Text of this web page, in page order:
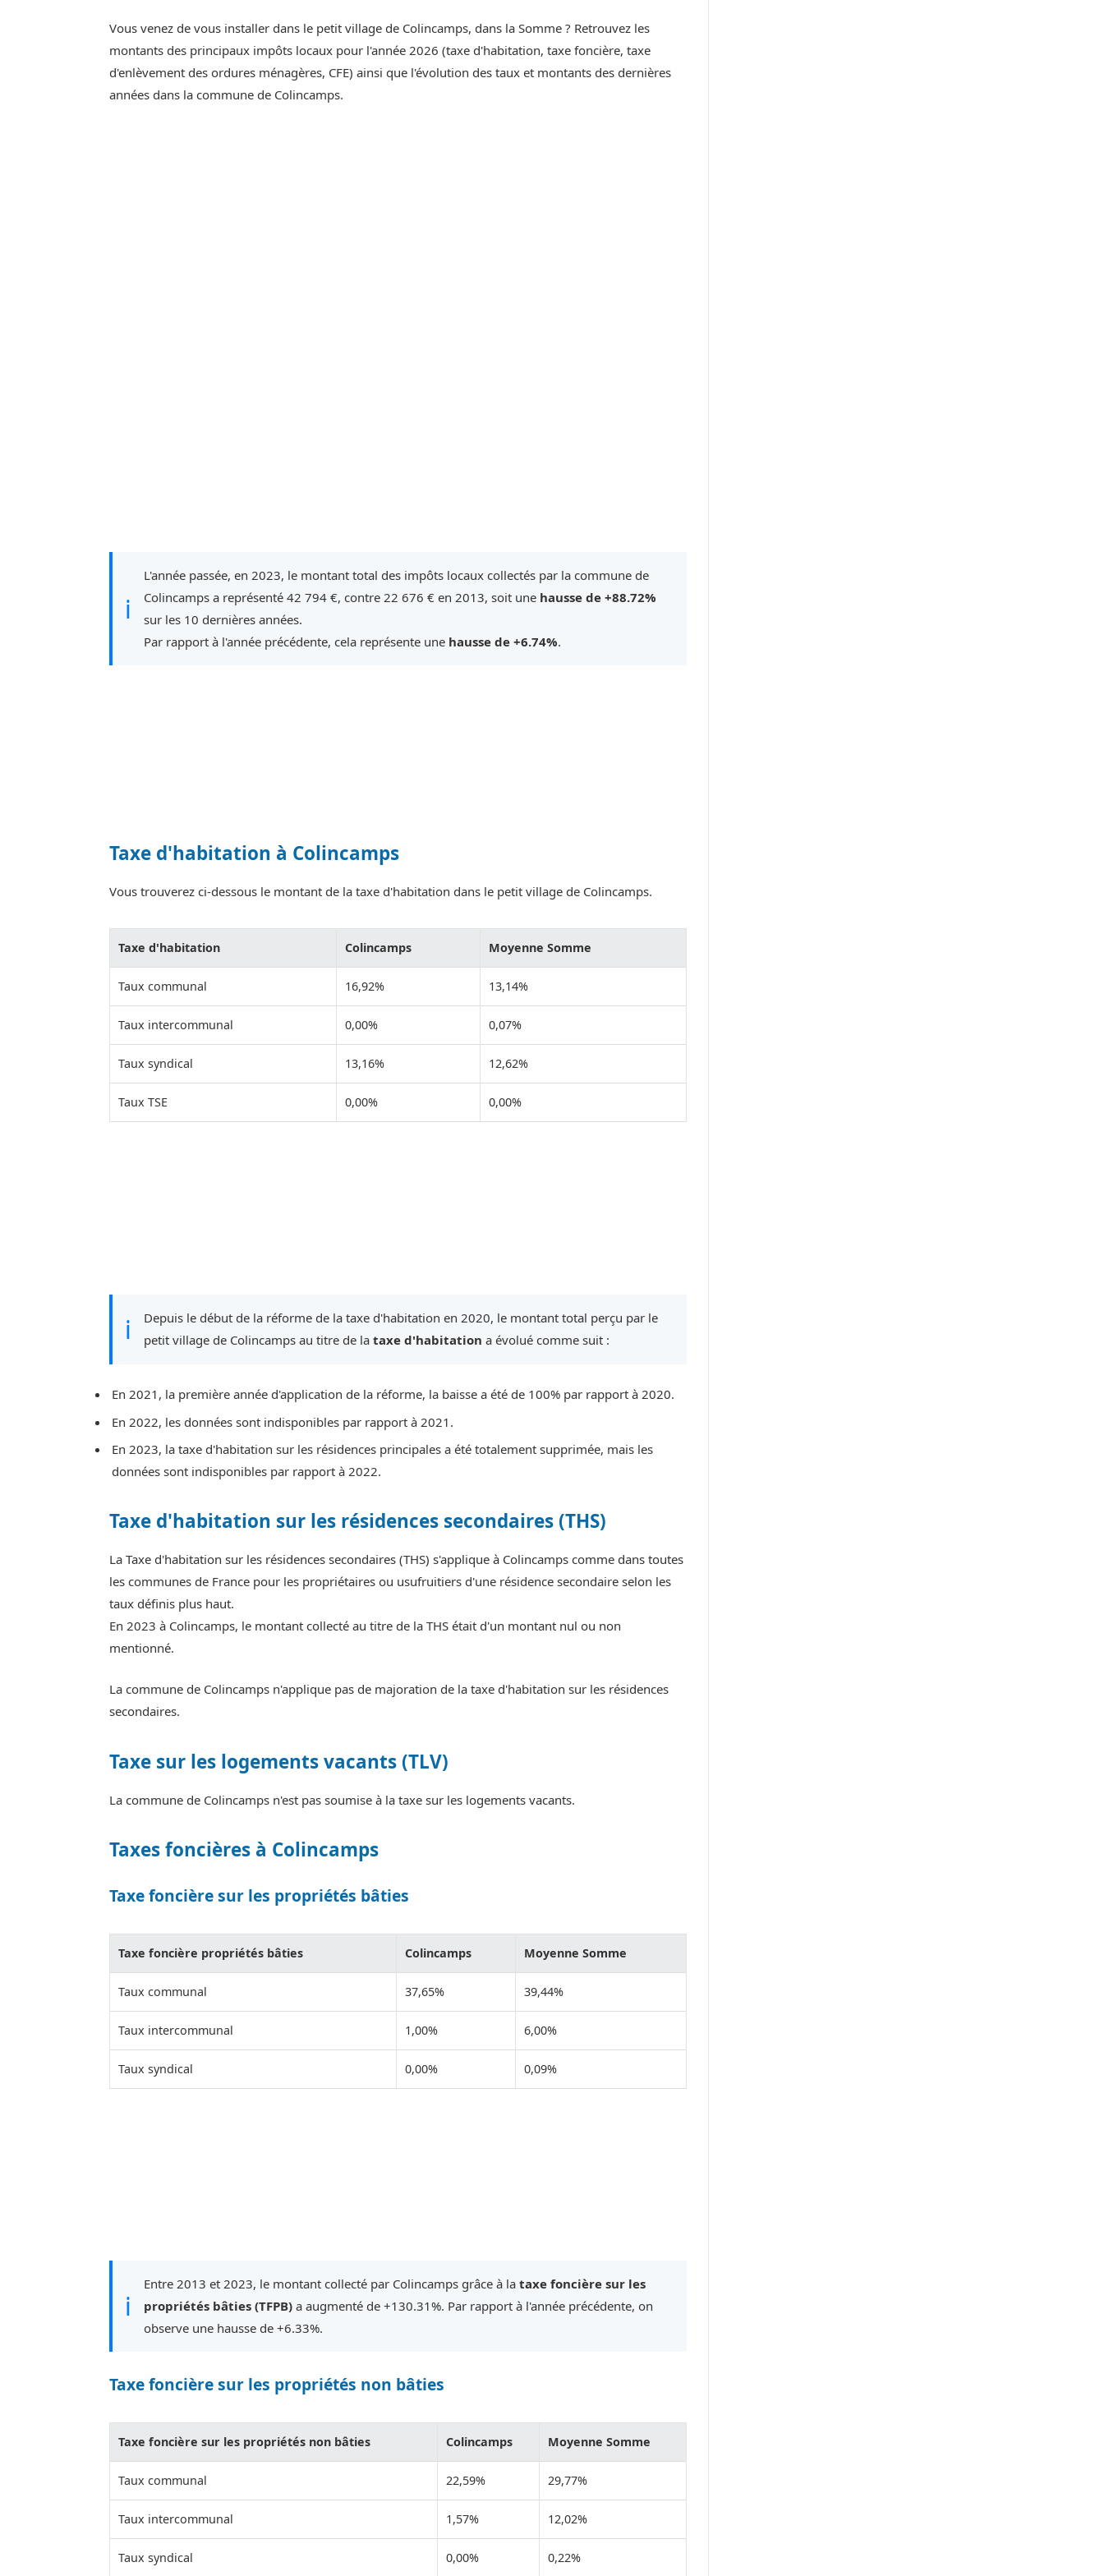
Vous venez de vous installer dans le petit village de Colincamps, dans la Somme ? Retrouvez les
montants des principaux impôts locaux pour l'année 2026 (taxe d'habitation, taxe foncière, taxe
d'enlèvement des ordures ménagères, CFE) ainsi que l'évolution des taux et montants des dernières
années dans la commune de Colincamps.
ℹ
L'année passée, en 2023, le montant total des impôts locaux collectés par la commune de
Colincamps a représenté 42 794 €, contre 22 676 € en 2013, soit une hausse de +88.72%
sur les 10 dernières années.
Par rapport à l'année précédente, cela représente une hausse de +6.74%.
Taxe d'habitation à Colincamps
Vous trouverez ci-dessous le montant de la taxe d'habitation dans le petit village de Colincamps.
Taxe d'habitation Colincamps Moyenne Somme
Taux communal 16,92% 13,14%
Taux intercommunal 0,00% 0,07%
Taux syndical 13,16% 12,62%
Taux TSE 0,00% 0,00%
ℹ
Depuis le début de la réforme de la taxe d'habitation en 2020, le montant total perçu par le
petit village de Colincamps au titre de la taxe d'habitation a évolué comme suit :
En 2021, la première année d'application de la réforme, la baisse a été de 100% par rapport à 2020.
En 2022, les données sont indisponibles par rapport à 2021.
En 2023, la taxe d'habitation sur les résidences principales a été totalement supprimée, mais les
données sont indisponibles par rapport à 2022.
Taxe d'habitation sur les résidences secondaires (THS)
La Taxe d'habitation sur les résidences secondaires (THS) s'applique à Colincamps comme dans toutes
les communes de France pour les propriétaires ou usufruitiers d'une résidence secondaire selon les
taux définis plus haut.
En 2023 à Colincamps, le montant collecté au titre de la THS était d'un montant nul ou non
mentionné.
La commune de Colincamps n'applique pas de majoration de la taxe d'habitation sur les résidences
secondaires.
Taxe sur les logements vacants (TLV)
La commune de Colincamps n'est pas soumise à la taxe sur les logements vacants.
Taxes foncières à Colincamps
Taxe foncière sur les propriétés bâties
Taxe foncière propriétés bâties Colincamps Moyenne Somme
Taux communal 37,65% 39,44%
Taux intercommunal 1,00% 6,00%
Taux syndical 0,00% 0,09%
ℹ
Entre 2013 et 2023, le montant collecté par Colincamps grâce à la taxe foncière sur les
propriétés bâties (TFPB) a augmenté de +130.31%. Par rapport à l'année précédente, on
observe une hausse de +6.33%.
Taxe foncière sur les propriétés non bâties
Taxe foncière sur les propriétés non bâties Colincamps Moyenne Somme
Taux communal 22,59% 29,77%
Taux intercommunal 1,57% 12,02%
Taux syndical 0,00% 0,22%